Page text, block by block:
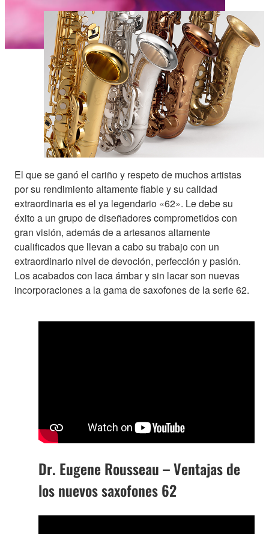
El que se ganó el cariño y respeto de muchos artistas
por su rendimiento altamente fiable y su calidad
extraordinaria es el ya legendario «62». Le debe su
éxito a un grupo de diseñadores comprometidos con
gran visión, además de a artesanos altamente
cualificados que llevan a cabo su trabajo con un
extraordinario nivel de devoción, perfección y pasión.
Los acabados con laca ámbar y sin lacar son nuevas
incorporaciones a la gama de saxofones de la serie 62.
Dr. Eugene Rousseau – Ventajas de
los nuevos saxofones 62